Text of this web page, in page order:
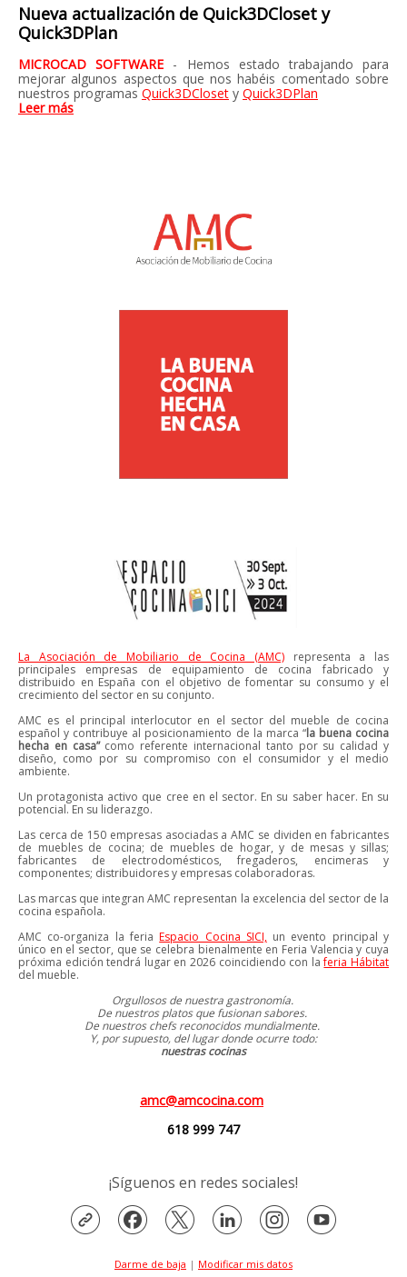
Nueva actualización de Quick3DCloset y
Quick3DPlan
MICROCAD SOFTWARE - Hemos estado trabajando para
mejorar algunos aspectos que nos habéis comentado sobre
nuestros programasQuick3DCloset y Quick3DPlan
Leer más
La Asociación de Mobiliario de Cocina (AMC)
representa a las
principales empresas de equipamiento de cocina fabricado y
distribuido en España con el objetivo de fomentar su consumo y el
crecimiento del sector en su conjunto.
AMC es el principal interlocutor en el sector del mueble de cocina
español y contribuye al posicionamiento de la marca “la buena cocina
hecha en casa”como referente internacional tanto por su calidad y
diseño, como por su compromiso con el consumidor y el medio
ambiente.
Un protagonista activo que cree en el sector. En su saber hacer. En su
potencial. En su liderazgo.
Las cerca de 150 empresas asociadas a AMC se dividen en fabricantes
de muebles de cocina; de muebles de hogar, y de mesas y sillas;
fabricantes de electrodomésticos, fregaderos, encimeras y
componentes; distribuidores y empresas colaboradoras.
Las marcas que integran AMC representan la excelencia del sector de la
cocina española.
AMC co-organiza la feriaEspacio Cocina SICI,un evento principal y
único en el sector, que se celebra bienalmente en Feria Valencia y cuya
próxima edición tendrá lugar en 2026 coincidiendo con laferia Hábitat
del mueble.
Orgullosos de nuestra gastronomía.
De nuestros platos que fusionan sabores.
De nuestros chefs reconocidos mundialmente.
Y, por supuesto, del lugar donde ocurre todo:
nuestras cocinas
amc@amcocina.com
618 999 747
¡Síguenos en redes sociales!
Darme de baja | Modificar mis datos